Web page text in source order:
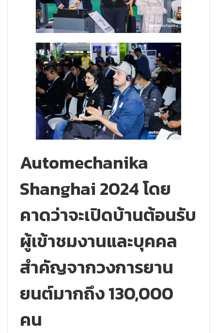
Automechanika
Shanghai 2024 โดย
คาดว่าจะเปิดบ้านต้อนรับ
ผู้เข้าชมงานและบุคคล
สำคัญจากวงการยาน
ยนต์มากถึง 130,000
คน